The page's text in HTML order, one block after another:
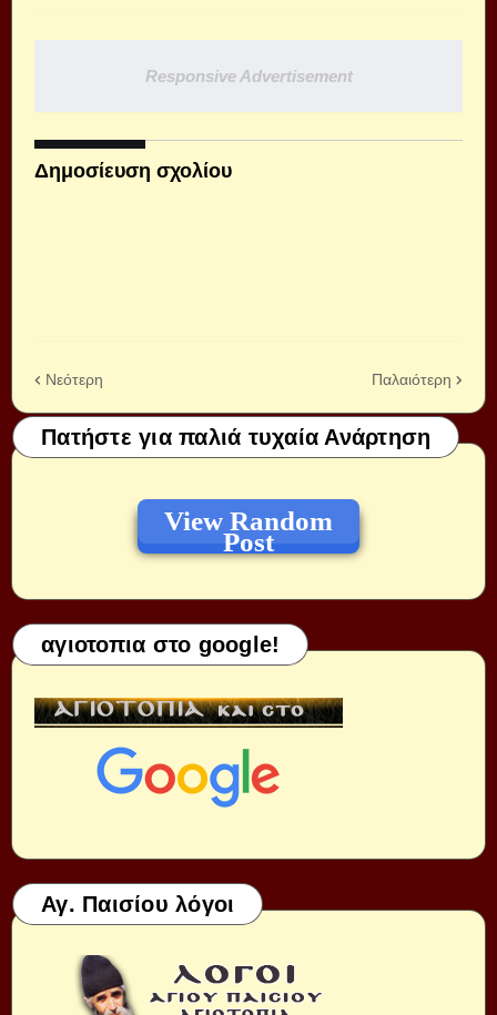
Responsive Advertisement
Δημοσίευση σχολίου
Νεότερη Παλαιότερη
Πατήστε για παλιά τυχαία Ανάρτηση
View Random
Post
αγιοτοπια στο google!
Αγ. Παισίου λόγοι